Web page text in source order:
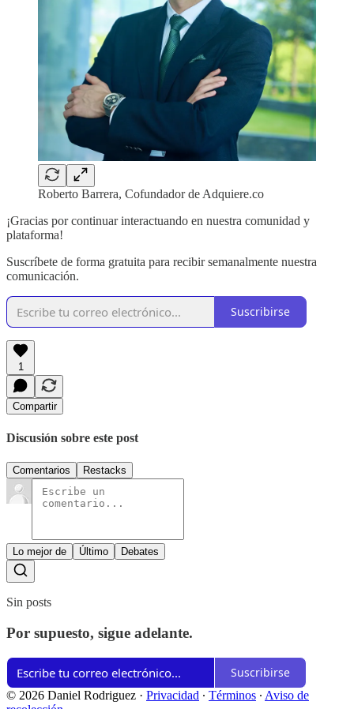
Roberto Barrera, Cofundador de Adquiere.co
¡Gracias por continuar interactuando en nuestra comunidad y
plataforma!
Suscríbete de forma gratuita para recibir semanalmente nuestra
comunicación.
Suscribirse
1
Compartir
Discusión sobre este post
Comentarios Restacks
Lo mejor de Último Debates
Sin posts
Por supuesto, sigue adelante.
Suscribirse
© 2026 Daniel Rodriguez · Privacidad ∙ Términos ∙ Aviso de